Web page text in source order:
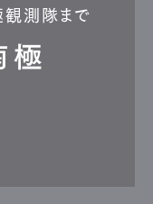
観測隊まで
極